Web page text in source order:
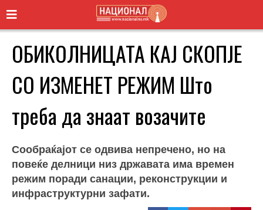
ОБИКОЛНИЦАТА КАЈ СКОПЈЕ
СО ИЗМЕНЕТ РЕЖИМ Што
треба да знаат возачите
Сообраќајот се одвива непречено, но на
повеќе делници низ државата има времен
режим поради санации, реконструкции и
инфраструктурни зафати.